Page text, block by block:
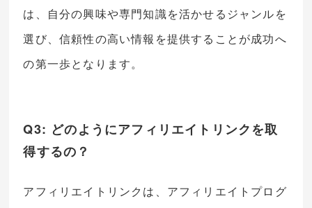
は、自分の興味や専門知識を活かせるジャンルを
選び、信頼性の高い情報を提供することが成功へ
の第一歩となります。
Q3: どのようにアフィリエイトリンクを取
得するの？
アフィリエイトリンクは、アフィリエイトプログ